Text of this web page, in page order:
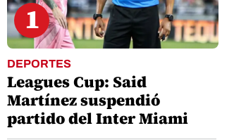
1
DEPORTES
Leagues Cup: Said
Martínez suspendió
partido del Inter Miami